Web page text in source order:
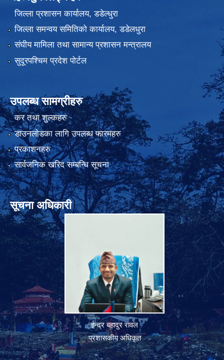
जिल्ला प्रशासन कार्यालय, डडेल्धुरा
जिल्ला समन्वय समितिको कार्यालय, डडेलधुरा
संघीय मामिला तथा सामान्य प्रशासन मन्त्रालय
सुदूरपश्चिम प्रदेश पोर्टल
उपलब्ध सामग्रीहरु
कर तथा शुल्कहरु
डाउनलोडका लागि उपलब्ध फारमहरु
प्रकाशनहरु
सार्वजनिक खरिद सम्बन्धि सूचना
सूचना अधिकारी
ईन्द्र बहादुर रावल
प्रशासकीय अधिकृत